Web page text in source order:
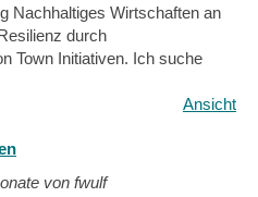
Nachhaltiges Wirtschaften an
durch
Town Initiativen. Ich suche
Ansicht
von fwulf